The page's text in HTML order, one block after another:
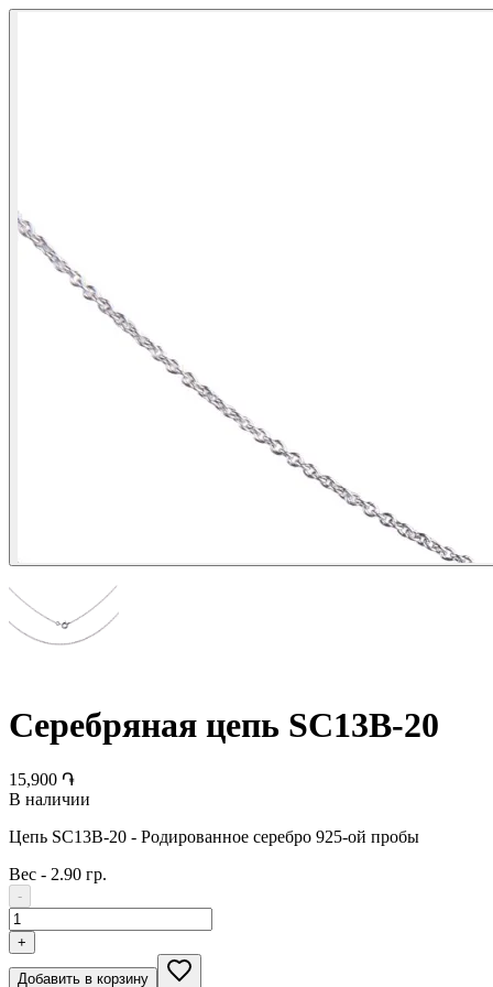
Серебряная цепь SC13B-20
15,900 ֏
В наличии
Цепь SC13B-20 - Родированное серебро 925-ой пробы
Вес - 2.90 гр.
-
+
Добавить в корзину